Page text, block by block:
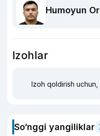
Humoyun
Izohlar
Izoh qoldirish uchun,
So‘nggi yangiliklar